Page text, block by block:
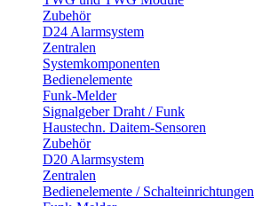
Zubehör
D24 Alarmsystem
Zentralen
Systemkomponenten
Bedienelemente
Funk-Melder
Signalgeber Draht / Funk
Haustechn. Daitem-Sensoren
Zubehör
D20 Alarmsystem
Zentralen
Bedienelemente / Schalteinrichtungen